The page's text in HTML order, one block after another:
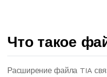
Что такое
Расширение файла TIA